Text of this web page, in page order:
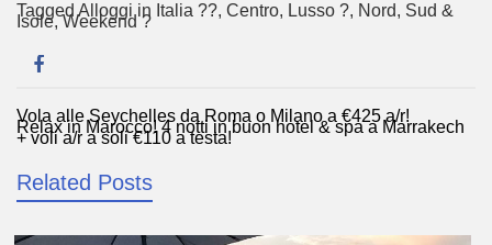
TaggedAlloggi in Italia ??, Centro, Lusso ?, Nord, Sud &
Isole,Weekend ?
Navigazione
articoli
Vola alle Seychelles da Roma o Milano a €425 a/r!
Relax in Marocco! 4 notti in buon hotel & spa a Marrakech
+ voli a/r a soli €110 a testa!
Related Posts